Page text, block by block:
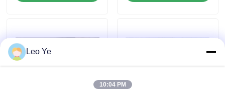
Chiedi un preventivo
Profili dell'estrusione del PVC
Leo Ye
10:04 PM